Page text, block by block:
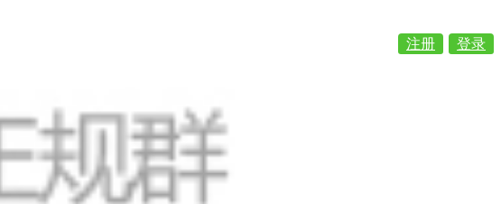
登录
注册